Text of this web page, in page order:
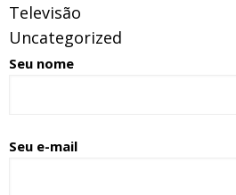
Televisão
Uncategorized
Seu nome
Seu e-mail